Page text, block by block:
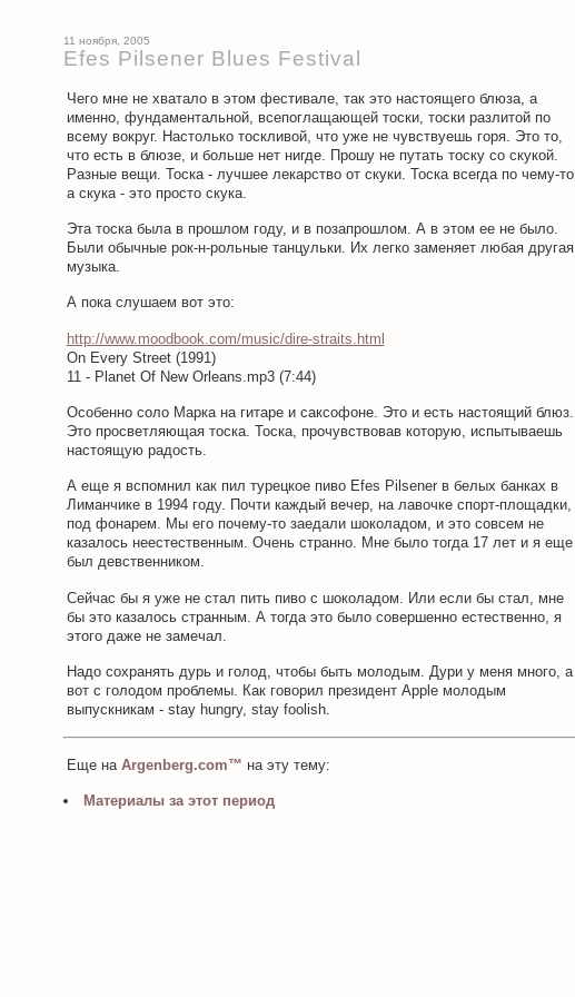
11 ноября, 2005
Efes Pilsener Blues Festival
Чего мне не хватало в этом фестивале, так это настоящего блюза, а
именно, фундаментальной, всепоглащающей тоски, тоски разлитой по
всему вокруг. Настолько тоскливой, что уже не чувствуешь горя. Это то,
что есть в блюзе, и больше нет нигде. Прошу не путать тоску со скукой.
Разные вещи. Тоска - лучшее лекарство от скуки. Тоска всегда по чему-то,
а скука - это просто скука.
Эта тоска была в прошлом году, и в позапрошлом. А в этом ее не было.
Были обычные рок-н-рольные танцульки. Их легко заменяет любая другая
музыка.
А пока слушаем вот это:
http://www.moodbook.com/music/dire-straits.html
On Every Street (1991)
11 - Planet Of New Orleans.mp3 (7:44)
Особенно соло Марка на гитаре и саксофоне. Это и есть настоящий блюз.
Это просветляющая тоска. Тоска, прочувствовав которую, испытываешь
настоящую радость.
А еще я вспомнил как пил турецкое пиво Efes Pilsener в белых банках в
Лиманчике в 1994 году. Почти каждый вечер, на лавочке спорт-площадки,
под фонарем. Мы его почему-то заедали шоколадом, и это совсем не
казалось неестественным. Очень странно. Мне было тогда 17 лет и я еще
был девственником.
Сейчас бы я уже не стал пить пиво с шоколадом. Или если бы стал, мне
бы это казалось странным. А тогда это было совершенно естественно, я
этого даже не замечал.
Надо сохранять дурь и голод, чтобы быть молодым. Дури у меня много, а
вот с голодом проблемы. Как говорил президент Apple молодым
выпускникам - stay hungry, stay foolish.
Еще на Argenberg.com™ на эту тему:
Материалы за этот период